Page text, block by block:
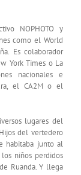
NOPHOTO y
como el World
Es colaborador
York Times o La
nacionales e
el CA2M o el
lugares del
del vertedero
habitaba junto al
niños perdidos
Ruanda. Y llega